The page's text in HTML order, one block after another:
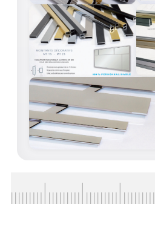
PLATS ET CORNIÈRES
LES CHARNIÈRES DE
BOUTONS ET POIGNÉES
BARRES DE STABILISATION
JOINTS D'ÉTANCHÉITÉS
SYSTÈMES COULISSANTS